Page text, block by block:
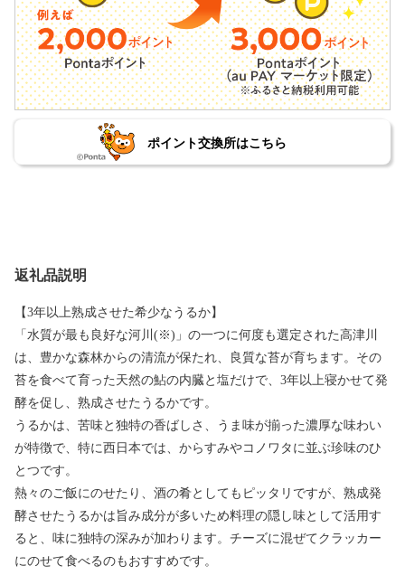
ポイント交換所はこちら
返礼品説明
【3年以上熟成させた希少なうるか】
「水質が最も良好な河川(※)」の一つに何度も選定された高津川
は、豊かな森林からの清流が保たれ、良質な苔が育ちます。その
苔を食べて育った天然の鮎の内臓と塩だけで、3年以上寝かせて発
酵を促し、熟成させたうるかです。
うるかは、苦味と独特の香ばしさ、うま味が揃った濃厚な味わい
が特徴で、特に西日本では、からすみやコノワタに並ぶ珍味のひ
とつです。
熱々のご飯にのせたり、酒の肴としてもピッタリですが、熟成発
酵させたうるかは旨み成分が多いため料理の隠し味として活用す
ると、味に独特の深みが加わります。チーズに混ぜてクラッカー
にのせて食べるのもおすすめです。